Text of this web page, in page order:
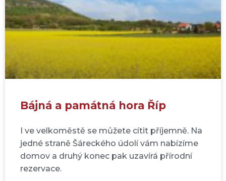
Bájná a památná hora Říp
I ve velkoměstě se můžete cítit příjemně. Na
jedné straně Šáreckého údolí vám nabízíme
domov a druhý konec pak uzavírá přírodní
rezervace.